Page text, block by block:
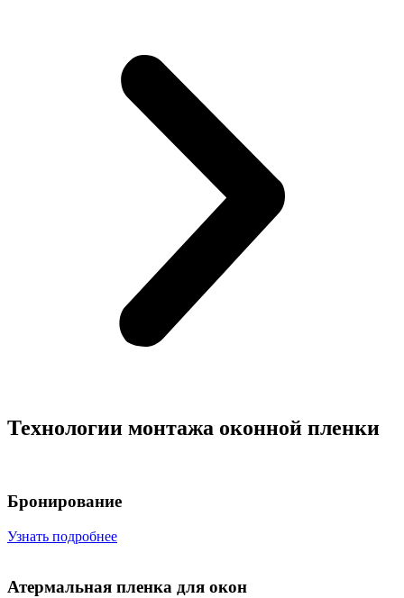
Технологии монтажа оконной пленки
Бронирование
Узнать подробнее
Атермальная пленка для окон